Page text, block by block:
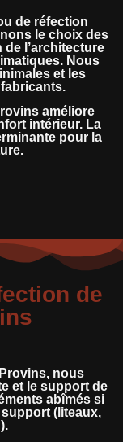
de réfection
le choix des
l’architecture
Nous
et les
améliore
intérieur. La
pour la
de
nous
et le support de
abîmés si
(liteaux,